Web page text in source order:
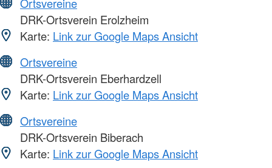
DRK-Ortsverein Erolzheim
Karte: Link zur Google Maps Ansicht
Ortsvereine
DRK-Ortsverein Eberhardzell
Karte: Link zur Google Maps Ansicht
Ortsvereine
DRK-Ortsverein Biberach
Karte: Link zur Google Maps Ansicht